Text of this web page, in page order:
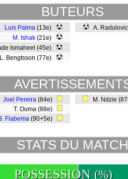
BUTEURS
Luis Palma (13e)
M. Ishak (21e)
Ismaheel (45e)
L. Bengtsson (77e)
A.
Joel Pereira (84e)
T. Ouma (88e)
Fiabema (90+5e)
M. Ndzie
STATS DU MATCH
POSSESSION (%)